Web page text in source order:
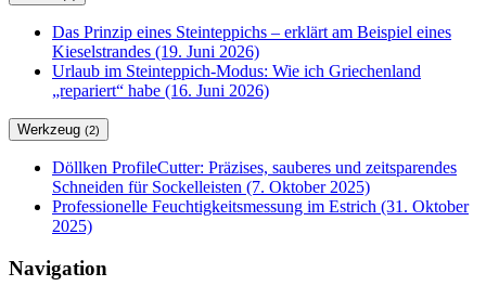
Das Prinzip eines Steinteppichs – erklärt am Beispiel eines
Kieselstrandes (19. Juni 2026)
Urlaub im Steinteppich-Modus: Wie ich Griechenland
„repariert“ habe (16. Juni 2026)
Werkzeug (2)
Döllken ProfileCutter: Präzises, sauberes und zeitsparendes
Schneiden für Sockelleisten (7. Oktober 2025)
Professionelle Feuchtigkeitsmessung im Estrich (31. Oktober
2025)
Navigation